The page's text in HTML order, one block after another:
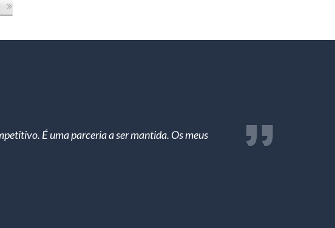
É uma parceria a ser mantida. Os meus